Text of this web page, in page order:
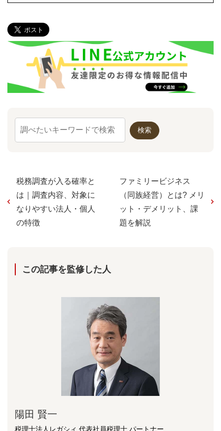
税務調査が入る確率と
は｜調査内容、対象に
なりやすい法人・個人
の特徴
ファミリービジネス
（同族経営）とは? メリ
ット・デメリット、課
題を解説
この記事を監修した⼈
陽⽥ 賢⼀
税理士法人レガシィ 代表社員税理士 パートナー